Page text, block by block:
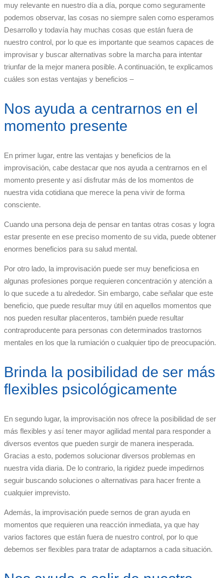
muy relevante en nuestro día a día, porque como seguramente
podemos observar, las cosas no siempre salen como esperamos
Desarrollo y todavía hay muchas cosas que están fuera de
nuestro control, por lo que es importante que seamos capaces de
improvisar y buscar alternativas sobre la marcha para intentar
triunfar de la mejor manera posible. A continuación, te explicamos
cuáles son estas ventajas y beneficios –
Nos ayuda a centrarnos en el
momento presente
En primer lugar, entre las ventajas y beneficios de la
improvisación, cabe destacar que nos ayuda a centrarnos en el
momento presente y así disfrutar más de los momentos de
nuestra vida cotidiana que merece la pena vivir de forma
consciente.
Cuando una persona deja de pensar en tantas otras cosas y logra
estar presente en ese preciso momento de su vida, puede obtener
enormes beneficios para su salud mental.
Por otro lado, la improvisación puede ser muy beneficiosa en
algunas profesiones porque requieren concentración y atención a
lo que sucede a tu alrededor. Sin embargo, cabe señalar que este
beneficio, que puede resultar muy útil en aquellos momentos que
nos pueden resultar placenteros, también puede resultar
contraproducente para personas con determinados trastornos
mentales en los que la rumiación o cualquier tipo de preocupación.
Brinda la posibilidad de ser más
flexibles psicológicamente
En segundo lugar, la improvisación nos ofrece la posibilidad de ser
más flexibles y así tener mayor agilidad mental para responder a
diversos eventos que pueden surgir de manera inesperada.
Gracias a esto, podemos solucionar diversos problemas en
nuestra vida diaria. De lo contrario, la rigidez puede impedirnos
seguir buscando soluciones o alternativas para hacer frente a
cualquier imprevisto.
Además, la improvisación puede sernos de gran ayuda en
momentos que requieren una reacción inmediata, ya que hay
varios factores que están fuera de nuestro control, por lo que
debemos ser flexibles para tratar de adaptarnos a cada situación.